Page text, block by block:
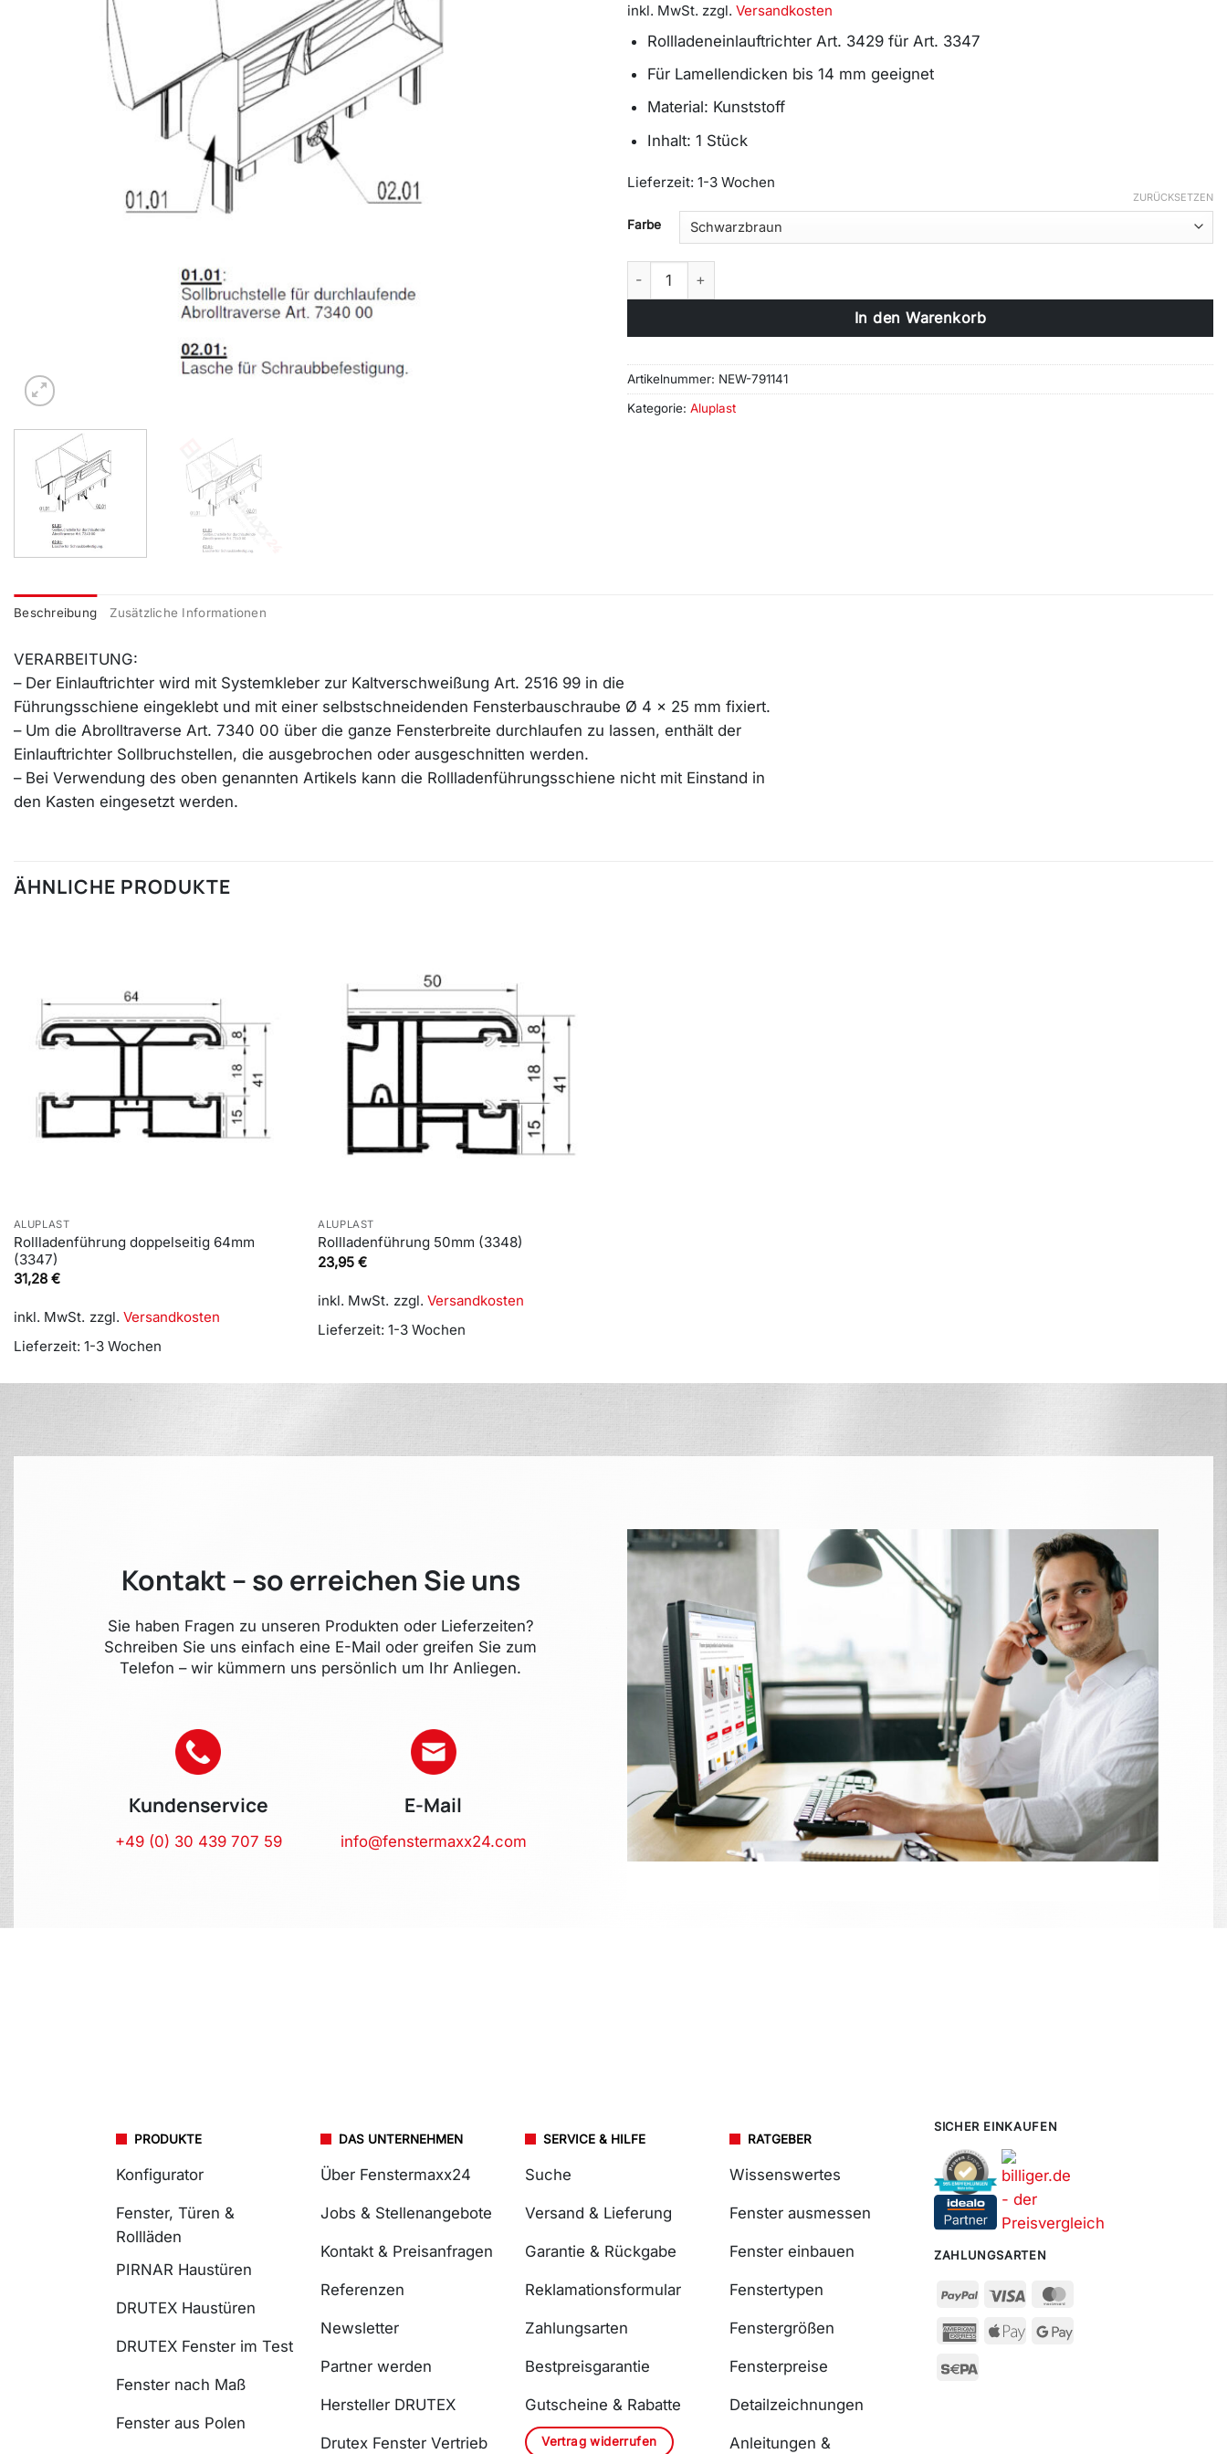
inkl. MwSt. zzgl. Versandkosten
Rollladeneinlauftrichter Art. 3429 für Art. 3347
Für Lamellendicken bis 14 mm geeignet
Material: Kunststoff
Inhalt: 1 Stück
Lieferzeit: 1-3 Wochen
Farbe
ZURÜCKSETZEN
3429 - Einlauftrichter für Doppelrollladenführungsschiene Menge
In den Warenkorb
Alternative:
Artikelnummer: NEW-791141
Kategorie: Aluplast
Beschreibung Zusätzliche Informationen
VERARBEITUNG:
– Der Einlauftrichter wird mit Systemkleber zur Kaltverschweißung Art. 2516 99 in die
Führungsschiene eingeklebt und mit einer selbstschneidenden Fensterbauschraube Ø 4 x 25 mm fixiert.
– Um die Abrolltraverse Art. 7340 00 über die ganze Fensterbreite durchlaufen zu lassen, enthält der
Einlauftrichter Sollbruchstellen, die ausgebrochen oder ausgeschnitten werden.
– Bei Verwendung des oben genannten Artikels kann die Rollladenführungsschiene nicht mit Einstand in
den Kasten eingesetzt werden.
ÄHNLICHE PRODUKTE
ALUPLAST
Rollladenführung doppelseitig 64mm
(3347)
31,28 €
inkl. MwSt. zzgl. Versandkosten
Lieferzeit: 1-3 Wochen
ALUPLAST
Rollladenführung 50mm (3348)
23,95€
inkl. MwSt. zzgl.Versandkosten
Lieferzeit:1-3 Wochen
Kontakt – so erreichen Sie uns
Sie haben Fragen zu unseren Produkten oder Lieferzeiten?
Schreiben Sie uns einfach eine E-Mail oder greifen Sie zum
Telefon – wir kümmern uns persönlich um Ihr Anliegen.
Kundenservice
+49 (0) 30 439 707 59
E-Mail
info@fenstermaxx24.com
PRODUKTE
Konfigurator
Fenster, Türen &
Rollläden
PIRNAR Haustüren
DRUTEX Haustüren
DRUTEX Fenster im Test
Fenster nach Maß
Fenster aus Polen
DAS UNTERNEHMEN
Über Fenstermaxx24
Jobs & Stellenangebote
Kontakt & Preisanfragen
Referenzen
Newsletter
Partner werden
Hersteller DRUTEX
Drutex Fenster Vertrieb
SERVICE & HILFE
Suche
Versand & Lieferung
Garantie & Rückgabe
Reklamationsformular
Zahlungsarten
Bestpreisgarantie
Gutscheine & Rabatte
Vertrag widerrufen
RATGEBER
Wissenswertes
Fenster ausmessen
Fenster einbauen
Fenstertypen
Fenstergrößen
Fensterpreise
Detailzeichnungen
Anleitungen &
SICHER EINKAUFEN
ZAHLUNGSARTEN